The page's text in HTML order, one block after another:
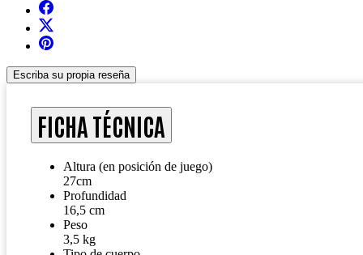
Escriba su propia reseña
FICHA TÉCNICA
Altura (en posición de juego)
27cm
Profundidad
16,5 cm
Peso
3,5 kg